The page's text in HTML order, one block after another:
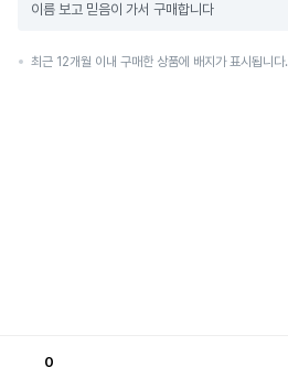
이름 보고 믿음이 가서 구매합니다
최근 12개월 이내 구매한 상품에 배지가 표시됩니다.
0